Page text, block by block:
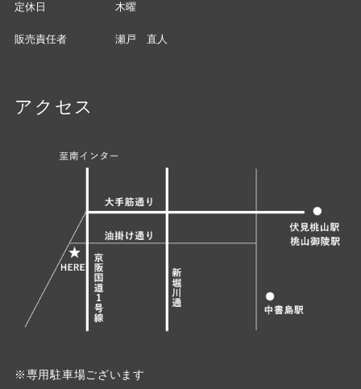
定休日 木曜
販売責任者 瀬戸 直人
アクセス
※専用駐車場ございます